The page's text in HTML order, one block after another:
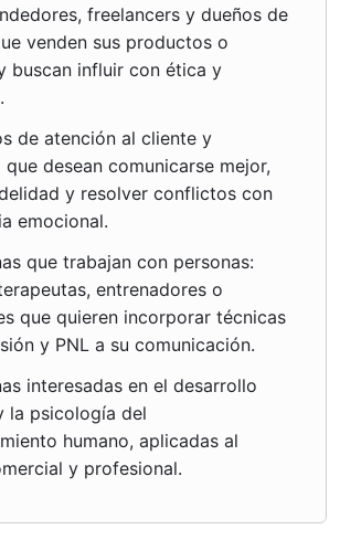
freelancers y dueños de
venden sus productos o
buscan influir con ética y
de atención al cliente y
desean comunicarse mejor,
y resolver conflictos con
emocional.
que trabajan con personas:
entrenadores o
que quieren incorporar técnicas
y PNL a su comunicación.
interesadas en el desarrollo
la psicología del
humano, aplicadas al
y profesional.